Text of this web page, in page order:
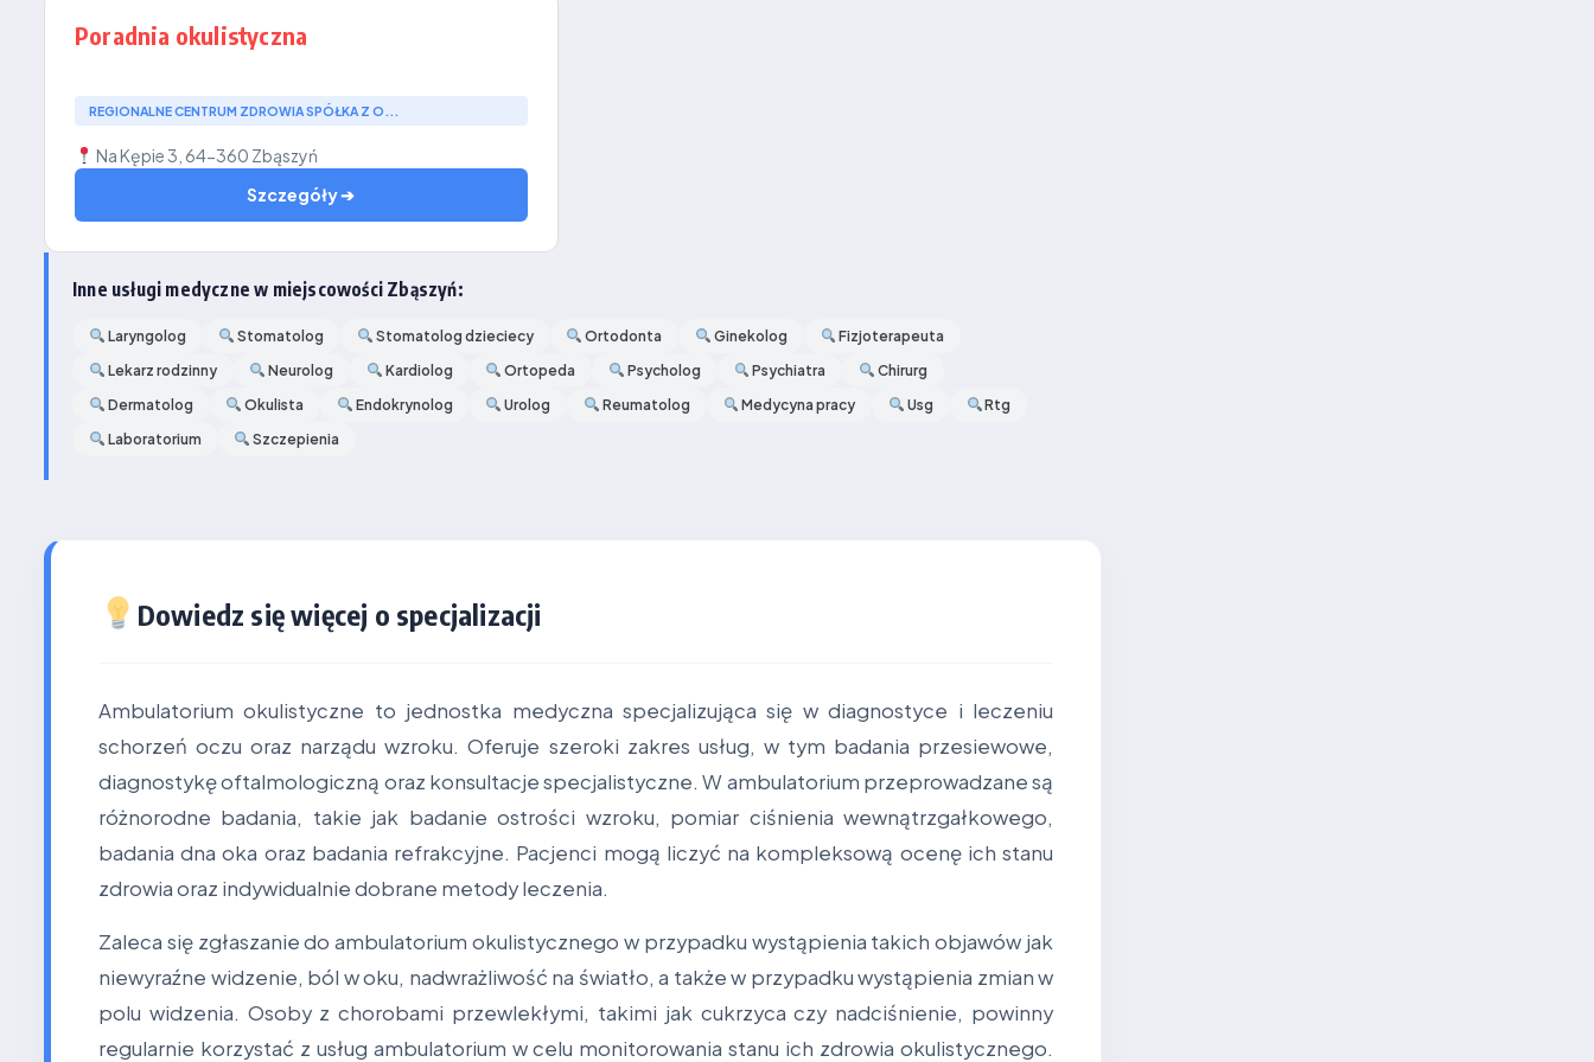
Poradnia okulistyczna
REGIONALNE CENTRUM ZDROWIA SPÓŁKA Z O...
Na Kępie 3, 64-360 Zbąszyń
Szczegóły ➔
Inne usługi medyczne w miejscowości Zbąszyń:
Laryngolog Stomatolog Stomatolog dzieciecy Ortodonta Ginekolog
Fizjoterapeuta
Lekarz rodzinny
Neurolog Kardiolog Ortopeda Psycholog Psychiatra
Chirurg
Dermatolog
Okulista Endokrynolog Urolog Reumatolog Medycyna pracy Usg
Rtg
Laboratorium
Szczepienia
Dowiedz się więcej o specjalizacji
Ambulatorium okulistyczne to jednostka medyczna specjalizująca się w diagnostyce i leczeniu
schorzeń oczu oraz narządu wzroku. Oferuje szeroki zakres usług, w tym badania przesiewowe,
diagnostykę oftalmologiczną oraz konsultacje specjalistyczne. W ambulatorium przeprowadzane są
różnorodne badania, takie jak badanie ostrości wzroku, pomiar ciśnienia wewnątrzgałkowego,
badania dna oka oraz badania refrakcyjne. Pacjenci mogą liczyć na kompleksową ocenę ich stanu
zdrowia oraz indywidualnie dobrane metody leczenia.
Zaleca się zgłaszanie do ambulatorium okulistycznego w przypadku wystąpienia takich objawów jak
niewyraźne widzenie, ból w oku, nadwrażliwość na światło, a także w przypadku wystąpienia zmian w
polu widzenia. Osoby z chorobami przewlekłymi, takimi jak cukrzyca czy nadciśnienie, powinny
regularnie korzystać z usług ambulatorium w celu monitorowania stanu ich zdrowia okulistycznego.